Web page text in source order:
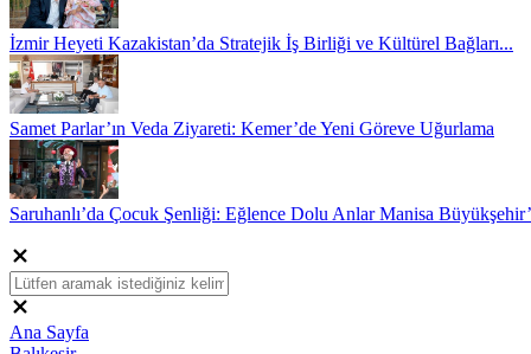
İzmir Heyeti Kazakistan’da Stratejik İş Birliği ve Kültürel Bağları...
Samet Parlar’ın Veda Ziyareti: Kemer’de Yeni Göreve Uğurlama
Saruhanlı’da Çocuk Şenliği: Eğlence Dolu Anlar Manisa
Ana Sayfa